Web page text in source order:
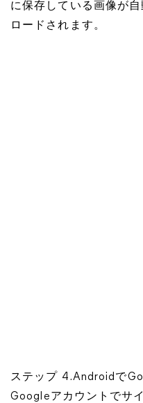
に保存している画像が
ロードされます。
ステップ 4.Androidで
Googleアカウントでサ